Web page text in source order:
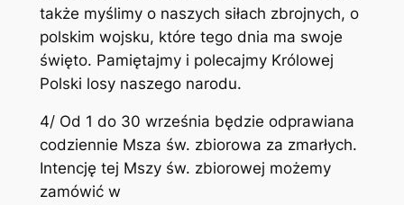
także myślimy o naszych siłach zbrojnych, o
polskim wojsku, które tego dnia ma swoje
święto. Pamiętajmy i polecajmy Królowej
Polski losy naszego narodu.
4/ Od 1 do 30 września będzie odprawiana
codziennie Msza św. zbiorowa za zmarłych.
Intencję tej Mszy św. zbiorowej możemy
zamówić w